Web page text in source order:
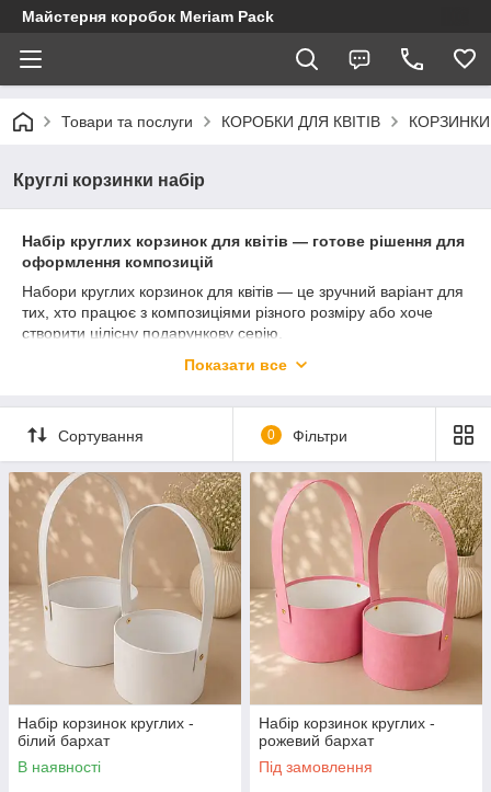
Майстерня коробок Meriam Pack
Товари та послуги КОРОБКИ ДЛЯ КВІТІВ КОРЗИНКИ
Круглі корзинки набір
Набір круглих корзинок для квітів — готове рішення для
оформлення композицій
Набори круглих корзинок для квітів — це зручний варіант для
тих, хто працює з композиціями різного розміру або хоче
створити цілісну подарункову серію.
У Майстерні коробок Meriam Pack ви можете купити набір
подарункових наборів і святкових композицій.
Показати все
Сортування 0 Фільтри
Набір корзинок круглих -
білий бархат
В наявності
Набір корзинок круглих -
рожевий бархат
Під замовлення